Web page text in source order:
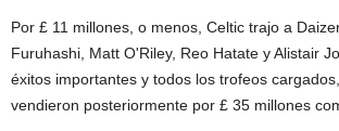
Por £ 11 millones, o menos, Celtic trajo a
Furuhashi, Matt O'Riley, Reo Hatate y Alistair
éxitos importantes y todos los trofeos
vendieron posteriormente por £ 35 millones